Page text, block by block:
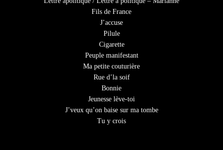
Fils de France
J’accuse
Pilule
Cigarette
Peuple manifestant
Ma petite couturière
Rue d’la soif
Bonnie
Jeunesse lève-toi
J’veux qu’on baise sur ma tombe
Tu y crois